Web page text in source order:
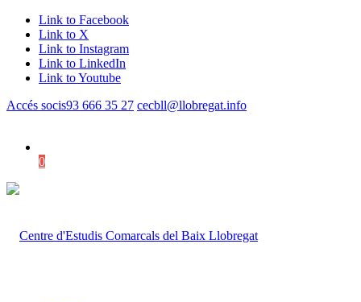
Link to Facebook
Link to X
Link to Instagram
Link to LinkedIn
Link to Youtube
Accés socis93 666 35 27 cecbll@llobregat.info
0